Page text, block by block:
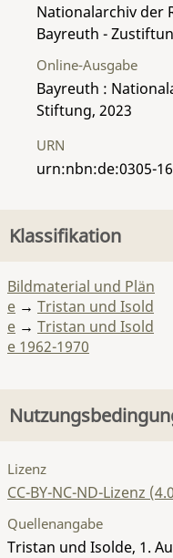
Nationalarchiv der
Bayreuth -
Online-Ausgabe
Bayreuth :
Stiftung, 2023
URN
urn:nbn:de:0305-
Klassifikation
Bildmaterial und Plän
e → Tristan und Isold
e → Tristan und Isold
e 1962-1970
Lizenz
CC-BY-NC-ND-Lizenz
Quellenangabe
Tristan und Isolde, 1.